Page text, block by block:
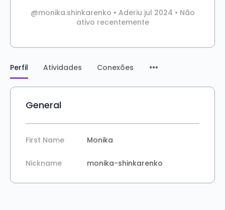
@monika.shinkarenko • Aderiu jul 2024 • Não
ativo recentemente
Perfil Atividades Conexões
General
First Name Monika
Nickname monika-shinkarenko